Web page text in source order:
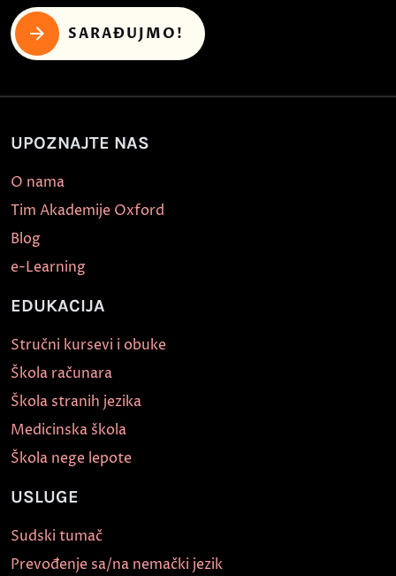
SARAĐUJMO!
UPOZNAJTE NAS
O nama
Tim Akademije Oxford
Blog
e-Learning
EDUKACIJA
Stručni kursevi i obuke
Škola računara
Škola stranih jezika
Medicinska škola
Škola nege lepote
USLUGE
Sudski tumač
Prevođenje sa/na nemački jezik